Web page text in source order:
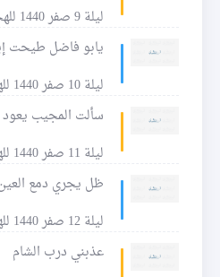
ليلة 9 صفر 1440 للهجرة
يابو فاضل طيحت
ليلة 10 صفر 1440 للهجرة
سألت المجيب
ليلة 11 صفر 1440 للهجرة
ظل يجري دمع
ليلة 12 صفر 1440 للهجرة
عذبني درب الشام